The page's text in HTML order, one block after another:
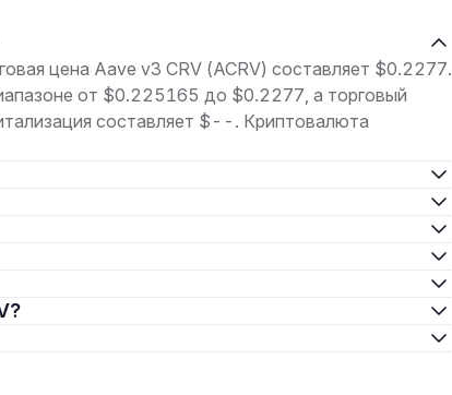
цена Aave v3 CRV (ACRV) составляет $0.2277.
от $0.225165 до $0.2277, а торговый
составляет $--. Криптовалюта